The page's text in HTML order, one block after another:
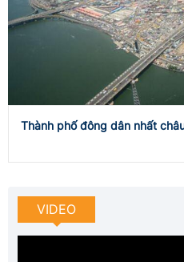
Thành phố đông dân nhất
VIDEO